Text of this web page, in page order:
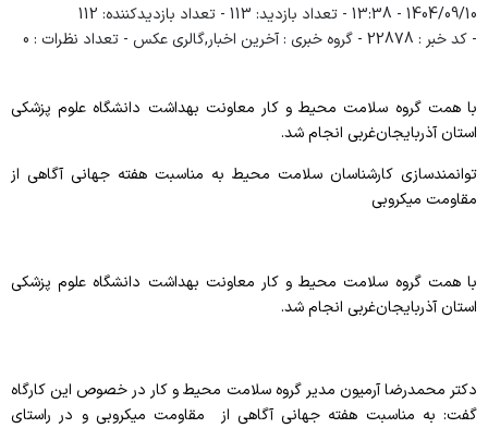
پیشگیری و مبارزه با بیماریهای غیرواگیر
سلامت روانی،اجتماعی و اعتیاد
بهبود تغذیه جامعه
بهداشت دهان و دندان
1404/09/10 - 13:38 - تعداد بازدید: 113
- تعداد بازدیدکننده: 112
- کد خبر : 22878
- گروه خبری : آخرین اخبار,گالری عکس - تعداد نظرات : 0
با همت گروه سلامت محیط و کار معاونت بهداشت دانشگاه علوم پزشکی
استان آذربایجان‎‌غربی انجام شد.
توانمندسازی کارشناسان سلامت محیط به مناسبت هفته جهانی آگاهی از
مقاومت میکروبی
با همت گروه سلامت محیط و کار معاونت بهداشت دانشگاه علوم پزشکی
استان آذربایجان‎‌غربی انجام شد.
دکتر محمدرضا آرمیون مدیر گروه سلامت محیط و کار در خصوص این کارگاه
گفت: به مناسبت هفته جهانی آگاهی از
مقاومت میکروبی و در راستای